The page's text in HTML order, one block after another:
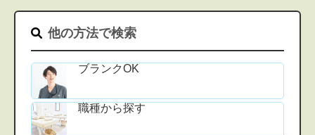
他の方法で検索
ブランクOK
職種から探す